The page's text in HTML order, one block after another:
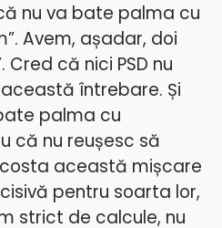
nu va bate palma cu
Avem, așadar, doi
că nici PSD nu
întrebare. Și
palma cu
că nu reușesc să
această mișcare
pentru soarta lor,
strict de calcule, nu